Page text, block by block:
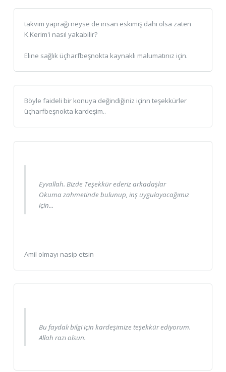
takvim yaprağı neyse de insan eskimiş dahi olsa zaten
K.Kerim'i nasıl yakabilir?
Eline sağlık üçharfbeşnokta kaynaklı malumatınız için.
Böyle faideli bir konuya değindiğiniz içinn teşekkürler
üçharfbeşnokta kardeşim..
Eyvallah. Bizde Teşekkür ederiz arkadaşlar
Okuma zahmetinde bulunup, inş uygulayacağımız
için...
Amil olmayı nasip etsin
Bu faydalı bilgi için kardeşimize teşekkür ediyorum.
Allah razı olsun.